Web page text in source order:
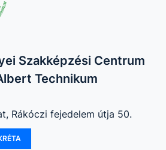
Szakképzési Centrum
Technikum
Rákóczi fejedelem útja 50.